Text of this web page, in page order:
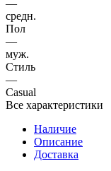
—
средн.
Пол
—
муж.
Стиль
—
Casual
Все характеристики
Наличие
Описание
Доставка